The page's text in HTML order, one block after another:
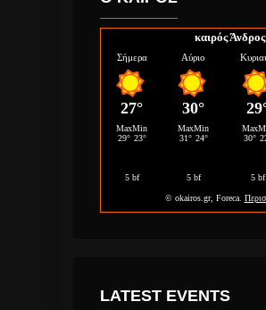
καιρός Άνδρος
LATEST EVENTS